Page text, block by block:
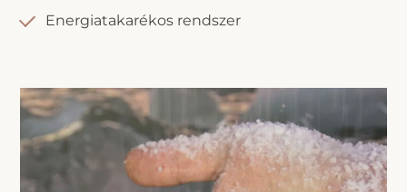
Energiatakarékos rendszer